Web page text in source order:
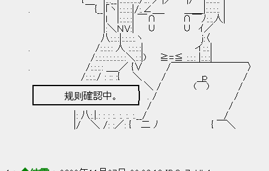
.　　 　 　 　 　 ￣{__|｢ヽ|:.:.:.:|/:.∠＿_　 　 ＿＿|:.:.:.:. |
|l　 |:.:.:.:| ￣∩　　 　 ∩￣ﾉ:.:.人|
|:＼ＮV:| 　 ∪　　 　 ∪　ｲ／
八:.:.:|:.:.:.:.ヽ　 　 　 　 　 　 j:〈
.　　　　　 　 　 　 /:.:.:.: 人 :.:.:.:|　　　 　 　 　 イ:.:.|
/:.:.:.:.:.:.:.:.:＼:.:|)　　≧=≦ :.:.: |:.:.:|
.　　　　　 　 　 /:.:.:.: ＿_／ {∨　　　 /￣￣￣￣￣￣￣￣〉
/:.:.:./ : :: :{ 　 ＼　 　 /　　 　 　 ｐ　　 　 　 /
┏━━━━━━━━━━┓＼ /　　　 　 (￣)　 　 　 /
┃　　　  规则確認中。　 　┃ . /　 　 　 　 　 　 　 　 /
┗━━━━━━━━━━┛ /　 　 　 　 　 　 　 　 /
|: 八:.|.: : : :. :. :. :.__/　 　 　 　 　 　 　 　 /
|/　 ＼ /: :／: {　 二 ﾉ　　　　　　　　{ ￣＼